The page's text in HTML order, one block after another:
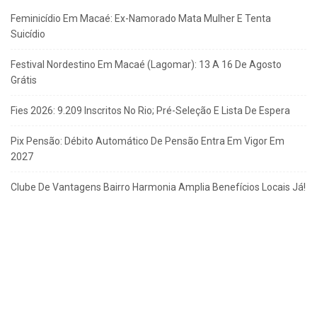
Feminicídio Em Macaé: Ex-Namorado Mata Mulher E Tenta
Suicídio
Festival Nordestino Em Macaé (Lagomar): 13 A 16 De Agosto
Grátis
Fies 2026: 9.209 Inscritos No Rio; Pré-Seleção E Lista De Espera
Pix Pensão: Débito Automático De Pensão Entra Em Vigor Em
2027
Clube De Vantagens Bairro Harmonia Amplia Benefícios Locais Já!